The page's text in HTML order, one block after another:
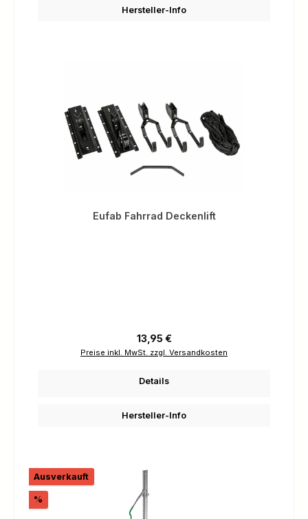
Hersteller-Info
Eufab Fahrrad Deckenlift
Regulärer Preis:
13,95 €
Preise inkl. MwSt. zzgl. Versandkosten
Details
Hersteller-Info
Ausverkauft
%